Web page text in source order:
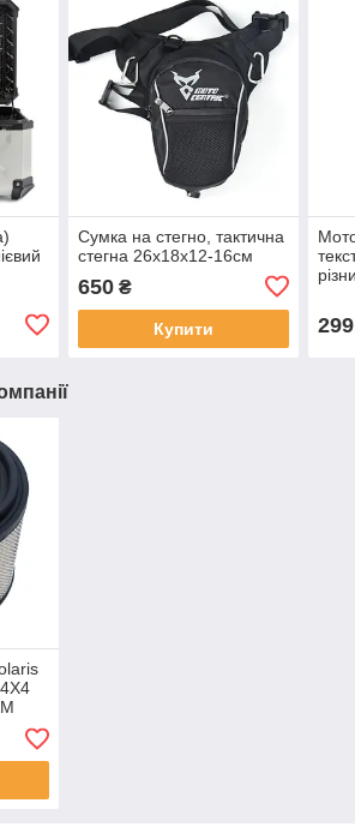
Сумка на стегно, тактична
стегна 26х18х12-16см
650₴
Купити 299